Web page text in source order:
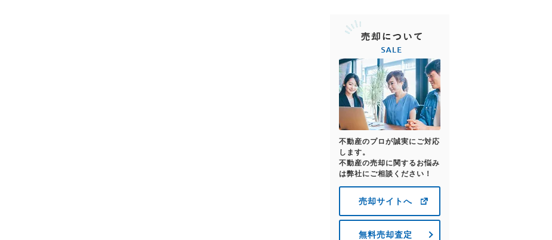
不動産のプロが誠実にご対応
します。
不動産の売却に関するお悩み
は弊社にご相談ください！
売却サイトへ
無料売却査定